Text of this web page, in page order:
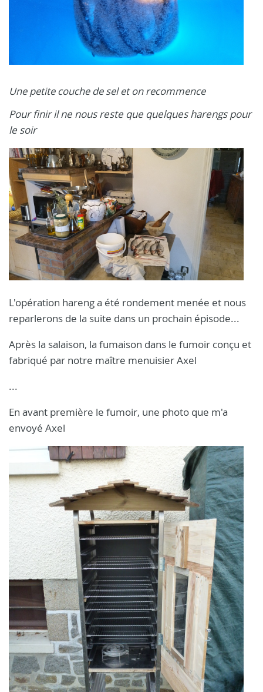
Une petite couche de sel et on recommence
Pour finir il ne nous reste que quelques harengs pour
le soir
L'opération hareng a été rondement menée et nous
reparlerons de la suite dans un prochain épisode...
Après la salaison, la fumaison dans le fumoir conçu et
fabriqué par notre maître menuisier Axel
...
En avant première le fumoir, une photo que m'a
envoyé Axel